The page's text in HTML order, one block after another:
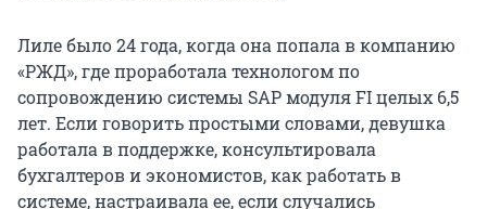
Лиле было 24 года, когда она попала в компанию
«РЖД», где проработала технологом по
сопровождению системы SAP модуля FI целых 6,5
лет. Если говорить простыми словами, девушка
работала в поддержке, консультировала
бухгалтеров и экономистов, как работать в
системе, настраивала ее, если случались